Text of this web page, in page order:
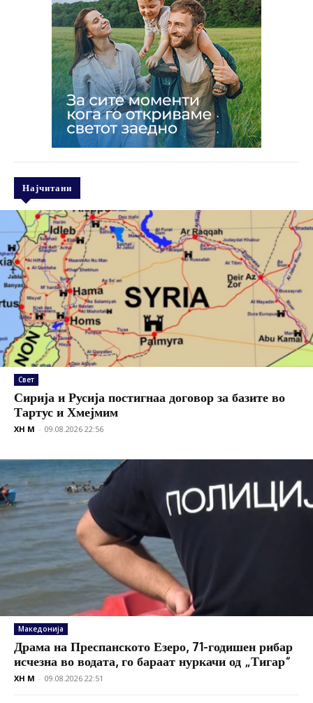
Најчитани
Свет
Сирија и Русија постигнаа договор за базите во
Тартус и Хмејмим
XH M - 09.08.2026 22:56
Македонија
Драма на Преспанското Езеро, 71-годишен рибар
исчезна во водата, го бараат нуркачи од „Тигар“
XH M - 09.08.2026 22:51